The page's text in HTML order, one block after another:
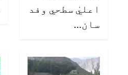
اعليٰ سطحي وفد
سان…